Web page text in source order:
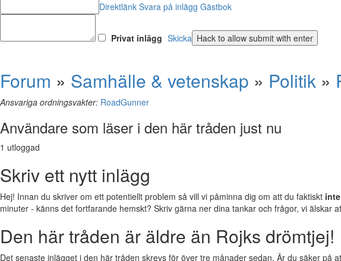
Direktlänk Svara på inlägg Gästbok
Privat inlägg Skicka
Forum » Samhälle & vetenskap » Politik »
Ansvariga ordningsvakter: RoadGunner
Användare som läser i den här tråden just nu
1 utloggad
Skriv ett nytt inlägg
Hej! Innan du skriver om ett potentiellt problem så vill vi påminna dig om att du faktiskt inte
minuter - känns det fortfarande hemskt? Skriv gärna ner dina tankar och frågor, vi älskar
Den här tråden är äldre än Rojks drömtjej!
Det senaste inlägget i den här tråden skrevs för över tre månader sedan. Är du säker